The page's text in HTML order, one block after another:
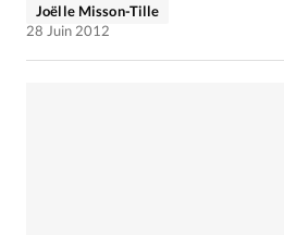
Joëlle Misson-Tille
28 Juin 2012